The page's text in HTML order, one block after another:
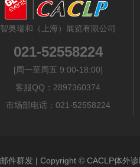
智奥瑞和（上海）展览有限公司
021-52558224
[周一至周五 9:00-18:00]
客服QQ：2897360374
市场部电话：021-52558224
邮件群发 | Copyright © CACLP体外